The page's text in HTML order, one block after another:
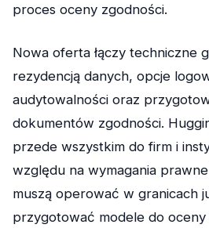
proces oceny zgodności.
Nowa oferta łączy techniczne
rezydencją danych, opcje
audytowalności oraz
dokumentów zgodności.
przede wszystkim do firm i
względu na wymagania
muszą operować w granicach
przygotować modele do oceny